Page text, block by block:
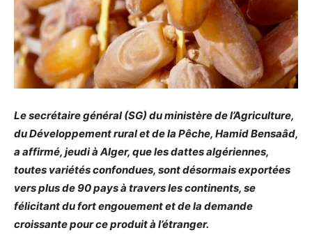
Le secrétaire général (SG) du ministère de l’Agriculture,
du Développement rural et de la Pêche, Hamid Bensaâd,
a affirmé, jeudi à Alger, que les dattes algériennes,
toutes variétés confondues, sont désormais exportées
vers plus de 90 pays à travers les continents, se
félicitant du fort engouement et de la demande
croissante pour ce produit à l’étranger.